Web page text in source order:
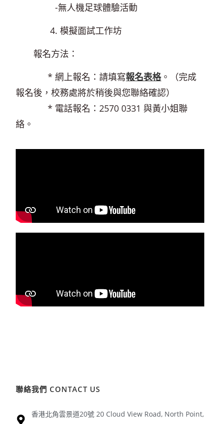
-無人機足球體驗活動
4. 模擬面試工作坊
報名方法：
* 網上報名：請填寫報名表格。（完成
報名後，校務處將於稍後與您聯絡確認）
* 電話報名：2570 0331 與黃小姐聯
絡。
聯絡我們 CONTACT US
香港北角雲景道20號 20 Cloud View Road, North Point,